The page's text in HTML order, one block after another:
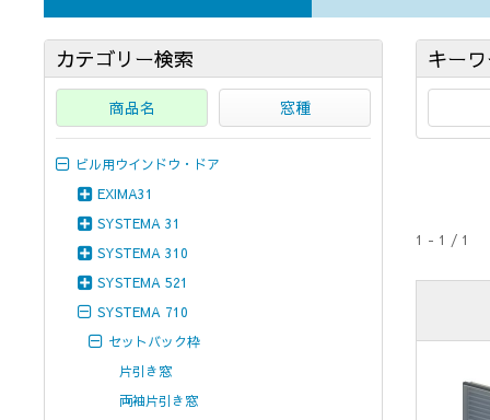
カテゴリー検索
商品名 窓種
ビル用ウインドウ・ドア
EXIMA31
SYSTEMA 31
SYSTEMA 310
SYSTEMA 521
SYSTEMA 710
セットバック枠
片引き窓
両袖片引き窓
キー
1 - 1 / 1